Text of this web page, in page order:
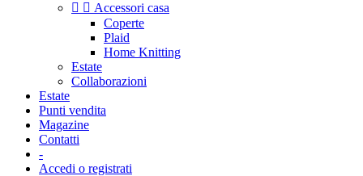
  Accessori casa
Coperte
Plaid
Home Knitting
Estate
Collaborazioni
Estate
Punti vendita
Magazine
Contatti
-
Accedi o registrati